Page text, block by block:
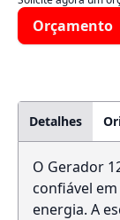
Orçamento
Detalhes
O Gerador
confiável
energia. A